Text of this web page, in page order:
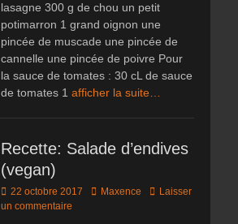
lasagne 300 g de chou un petit
potimarron 1 grand oignon une
pincée de muscade une pincée de
cannelle une pincée de poivre Pour
la sauce de tomates : 30 cL de sauce
de tomates 1 afficher la suite…
Recette: Salade d’endives
(vegan)
Posted
on
22 octobre 2017 Author
Maxence
Laisser
un commentaire